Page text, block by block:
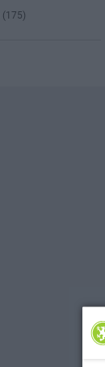
(175)